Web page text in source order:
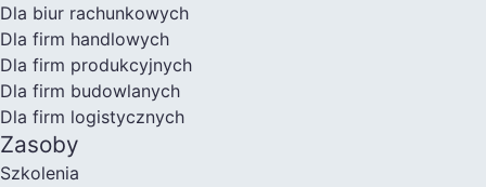
Dla biur rachunkowych
Dla firm handlowych
Dla firm produkcyjnych
Dla firm budowlanych
Dla firm logistycznych
Zasoby
Szkolenia